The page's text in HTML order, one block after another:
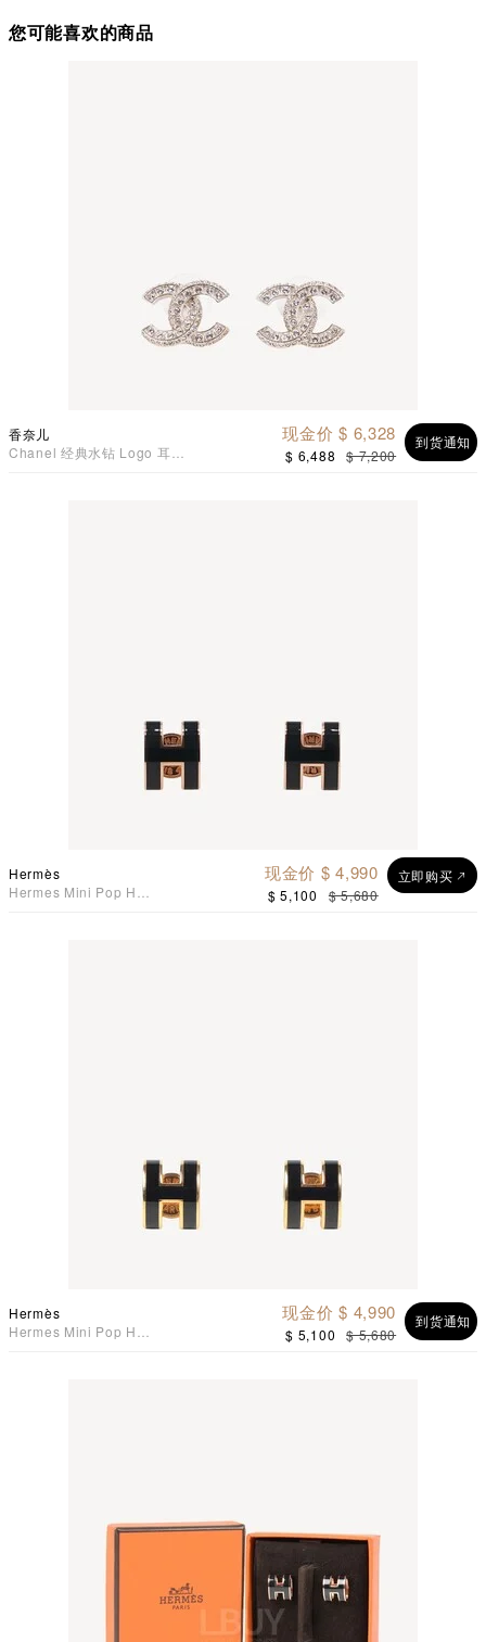
您可能喜欢的商品
香奈儿
Chanel 经典水钻 Logo 耳环
到货通知
现金价 $ 6,328
$ 6,488 $ 7,200
Hermès
Hermes Mini Pop H
立即购买
现金价 $ 4,990
$ 5,100 $ 5,680
Hermès
Hermes Mini Pop H
到货通知
现金价 $ 4,990
$ 5,100 $ 5,680